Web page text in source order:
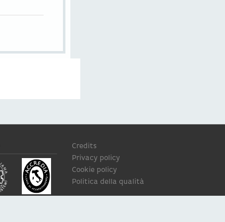
Credits
Privacy policy
Cookie policy
Politica della qualità